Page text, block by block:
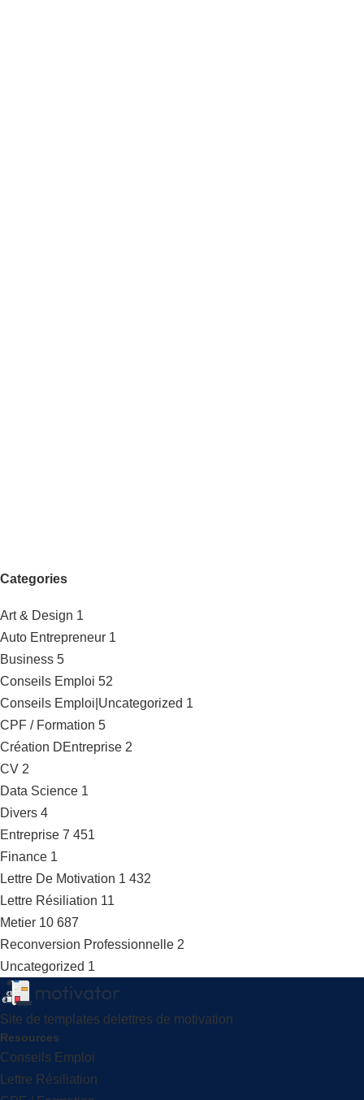
Categories
Art & Design 1
Auto Entrepreneur 1
Business 5
Conseils Emploi 52
Conseils Emploi|Uncategorized 1
CPF / Formation 5
Création DEntreprise 2
CV 2
Data Science 1
Divers 4
Entreprise 7 451
Finance 1
Lettre De Motivation 1 432
Lettre Résiliation 11
Metier 10 687
Reconversion Professionnelle 2
Uncategorized 1
Site de templates delettres de motivation
Resources
Conseils Emploi
Lettre Résiliation